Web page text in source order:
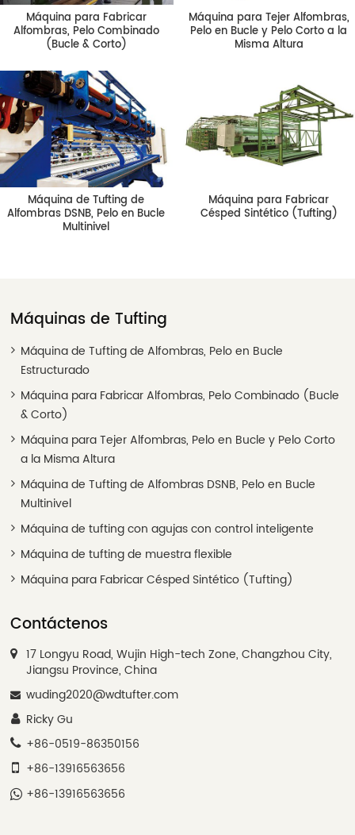
Máquina para Fabricar
Alfombras, Pelo Combinado
(Bucle & Corto)
Máquina para Tejer Alfombras,
Pelo en Bucle y Pelo Corto a la
Misma Altura
Máquina de Tufting de
Alfombras DSNB, Pelo en Bucle
Multinivel
Máquina para Fabricar
Césped Sintético (Tufting)
Máquinas de Tufting
Máquina de Tufting de Alfombras, Pelo en Bucle
Estructurado
Máquina para Fabricar Alfombras, Pelo Combinado (Bucle
& Corto)
Máquina para Tejer Alfombras, Pelo en Bucle y Pelo Corto
a la Misma Altura
Máquina de Tufting de Alfombras DSNB, Pelo en Bucle
Multinivel
Máquina de tufting con agujas con control inteligente
Máquina de tufting de muestra flexible
Máquina para Fabricar Césped Sintético (Tufting)
Contáctenos
17 Longyu Road, Wujin High-tech Zone, Changzhou City,
Jiangsu Province, China
wuding2020@wdtufter.com
Ricky Gu
+86-0519-86350156
+86-13916563656
+86-13916563656